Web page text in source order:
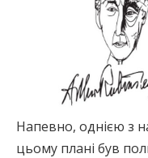
Напевно, однією з
цьому плані був